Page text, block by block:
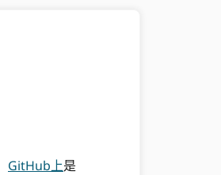
GitHub上是